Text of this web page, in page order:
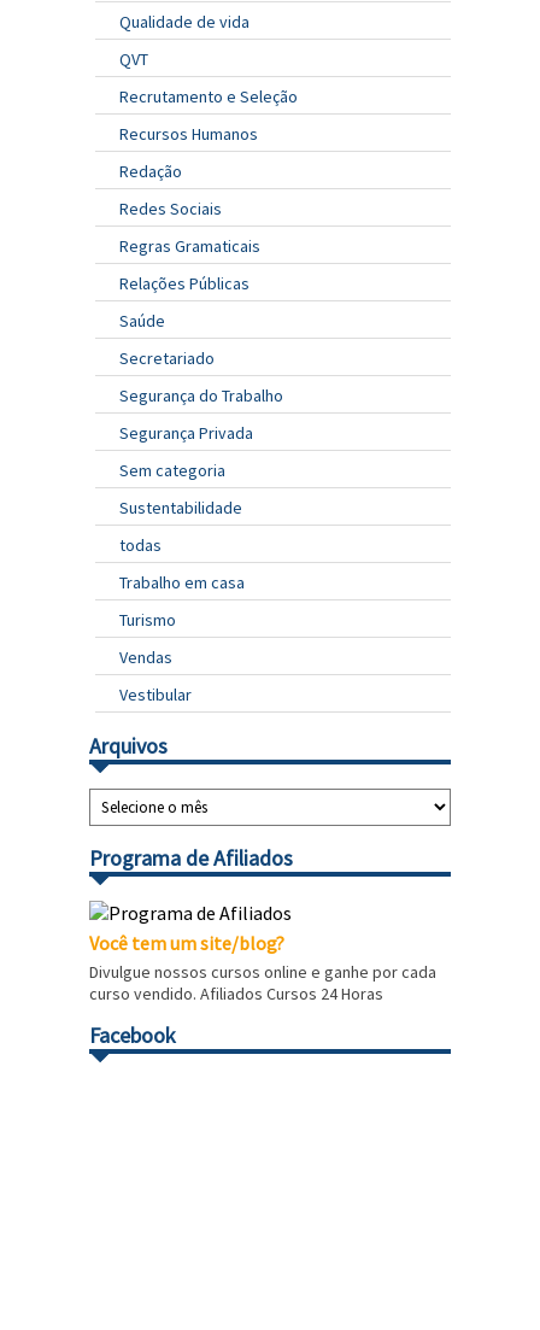
Qualidade de vida
QVT
Recrutamento e Seleção
Recursos Humanos
Redação
Redes Sociais
Regras Gramaticais
Relações Públicas
Saúde
Secretariado
Segurança do Trabalho
Segurança Privada
Sem categoria
Sustentabilidade
todas
Trabalho em casa
Turismo
Vendas
Vestibular
Arquivos
Programa de Afiliados
Você tem um site/blog?
Divulgue nossos cursos online e ganhe por cada
curso vendido. Afiliados Cursos 24 Horas
Facebook